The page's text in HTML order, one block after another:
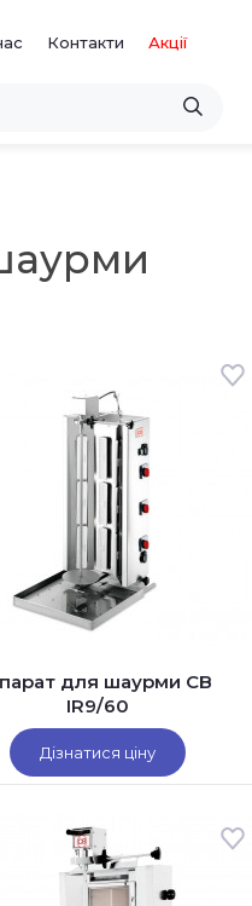
Контакти Акції
для шаурми CB
IR9/60
Дізнатися ціну